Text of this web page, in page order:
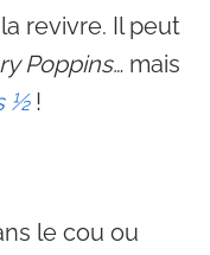
revivre. Il peut
Poppins… mais
½ !
le cou ou